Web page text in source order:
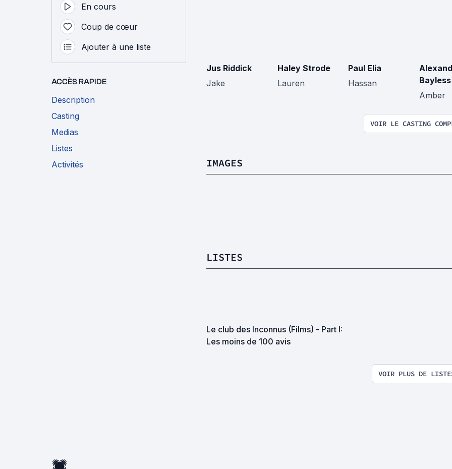
En cours
Coup de cœur
Ajouter à une liste
ACCÈS RAPIDE
Description
Casting
Medias
Listes
Activités
Jus Riddick
Jake
Haley Strode
Lauren
Paul Elia
Hassan
Bayless
Amber
VOIR LE CASTING
IMAGES
LISTES
Le club des Inconnus (Films) - Part I:
Les moins de 100 avis
VOIR PLUS DE